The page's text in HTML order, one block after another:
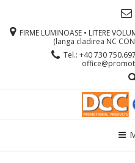
FIRME LUMINOASE • LITERE
(langa cladirea NC
Tel.: +40 730